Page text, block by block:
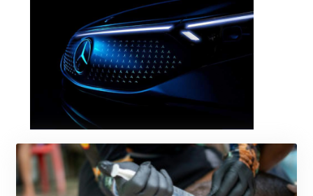
LAK 26041.078389
LBP
103284.103894
LKR 386.869037
LRD 208.186862
LSL 18.737893
LTL 3.406053
LYD 7.336566
MAD 10.74989
MDL 20.056874
MGA 4921.849865
MKD 61.568318